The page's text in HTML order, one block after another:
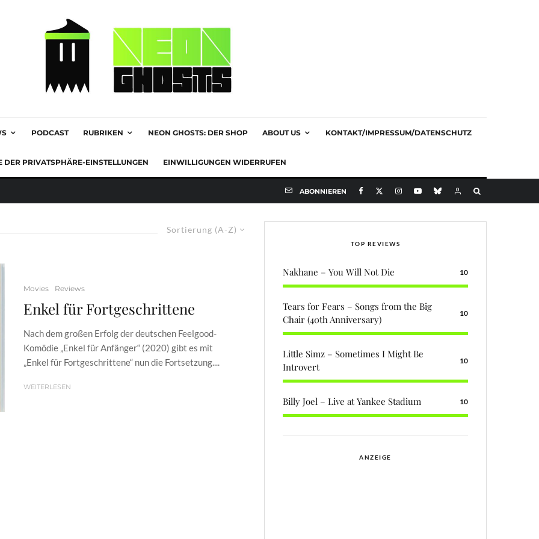
PODCAST RUBRIKEN NEON GHOSTS: DER SHOP ABOUT US KONTAKT/IMPRESSUM/DATENSCHUTZ
DER PRIVATSPHÄRE-EINSTELLUNGEN EINWILLIGUNGEN WIDERRUFEN
ABONNIEREN
Sortierung (A-Z)
Movies Reviews
Enkel für Fortgeschrittene
Nach dem großen Erfolg der deutschen Feelgood-
Komödie „Enkel für Anfänger“ (2020) gibt es mit
„Enkel für Fortgeschrittene“ nun die Fortsetzung....
WEITERLESEN
TOP REVIEWS
Nakhane – You Will Not Die 10
Tears for Fears – Songs from the Big
Chair (40th Anniversary)
10
Little Simz – Sometimes I Might Be
Introvert
10
Billy Joel – Live at Yankee Stadium 10
ANZEIGE